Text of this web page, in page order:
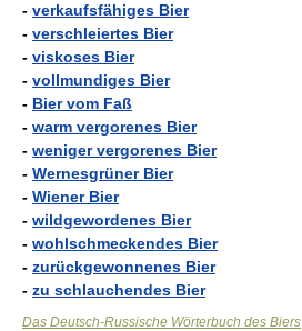
- verkaufsfähiges Bier
- verschleiertes Bier
- viskoses Bier
- vollmundiges Bier
- Bier vom Faß
- warm vergorenes Bier
- weniger vergorenes Bier
- Wernesgrüner Bier
- Wiener Bier
- wildgewordenes Bier
- wohlschmeckendes Bier
- zurückgewonnenes Bier
- zu schlauchendes Bier
Das Deutsch-Russische Wörterbuch des Biers